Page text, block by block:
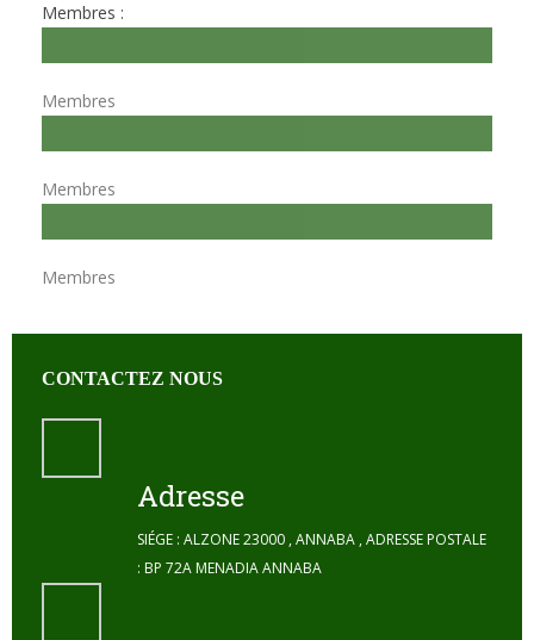
Membres :
Membres
Membres
Membres
CONTACTEZ NOUS
Adresse
SIÉGE : ALZONE 23000 , ANNABA , ADRESSE POSTALE
: BP 72A MENADIA ANNABA